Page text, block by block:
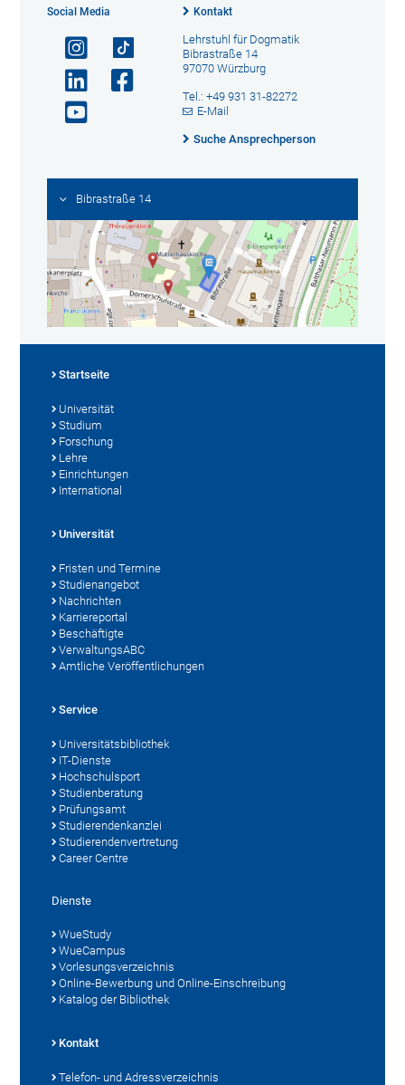
Social Media Kontakt
Lehrstuhl für Dogmatik
Bibrastraße 14
97070 Würzburg
Tel.: +49 931 31-82272
E-Mail
Suche Ansprechperson
Bibrastraße 14
Startseite
Universität
Studium
Forschung
Lehre
Einrichtungen
International
Universität
Fristen und Termine
Studienangebot
Nachrichten
Karriereportal
Beschäftigte
VerwaltungsABC
Amtliche Veröffentlichungen
Service
Universitätsbibliothek
IT-Dienste
Hochschulsport
Studienberatung
Prüfungsamt
Studierendenkanzlei
Studierendenvertretung
Career Centre
Dienste
WueStudy
WueCampus
Vorlesungsverzeichnis
Online-Bewerbung und Online-Einschreibung
Katalog der Bibliothek
Kontakt
Telefon- und Adressverzeichnis